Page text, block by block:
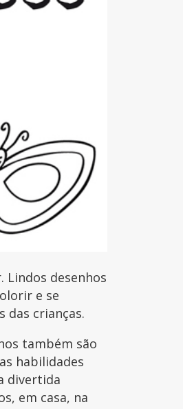
desenhos
e se
das crianças.
também são
habilidades
divertida
em casa, na